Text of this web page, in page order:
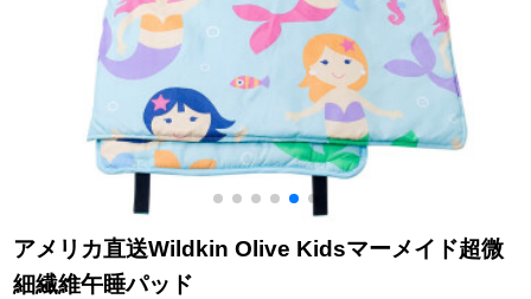
アメリカ直送Wildkin Olive Kidsマーメイド超微
細繊維午睡パッド